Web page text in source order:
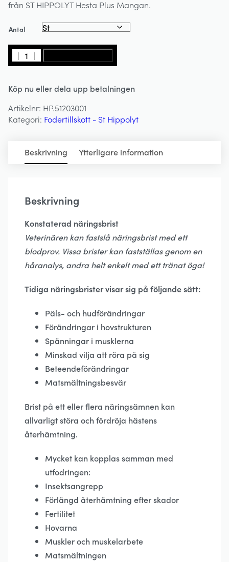
från ST HIPPOLYT Hesta Plus Mangan.
Antal
HESTA
PLUS
1000g
ST
HIPPOLYT
Köp nu eller dela upp betalningen
Artikelnr: HP.51203001
Kategori: Fodertillskott - St Hippolyt
Beskrivning Ytterligare information
Beskrivning
Konstaterad näringsbrist
Veterinären kan fastslå näringsbrist med ett
blodprov. Vissa brister kan fastställas genom en
hår­analys, andra helt enkelt med ett tränat öga!
Tidiga näringsbrister visar sig på följande sätt:
Päls- och hudförändringar
Förändringar i hovstrukturen
Spänningar i musklerna
Minskad vilja att röra på sig
Beteendeförändringar
Matsmältningsbesvär
Brist på ett eller flera näringsämnen kan
allvarligt störa och fördröja hästens
återhämtning.
Mycket kan kopplas samman med
utfodringen:
Insektsangrepp
Förlängd återhämtning efter skador
Fertilitet
Hovarna
Muskler och muskelarbete
Matsmältningen